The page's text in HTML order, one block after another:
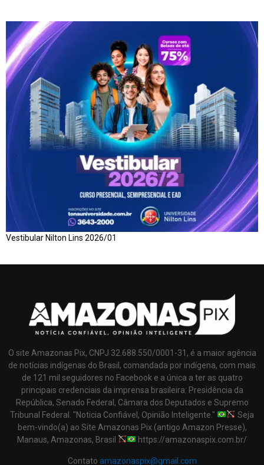
Vestibular Nilton Lins 2026/01
O site Amazonas Pix, CNPJ 32.688.550/0001-31, é a maior agência
de notícias indígenas do Brasil, comandada por indígena, com mais
de 121 mil seguidores no Facebook e a única a ter as quatro
principais credenciais da imprensa brasileira: Presidência da
República, Senado Federal, Câmara dos Deputados e Supremo
Tribunal Federal. "Noticia Confiável, Opinião Inteligente."
Seja
bem-vindo(a) ao Site Amazonas Pix (antigo Amazon Presse),
Manaus, Amazonas, Brasil
https://amazonaspix.com.br/
Contato amazonaspix@gmail.com